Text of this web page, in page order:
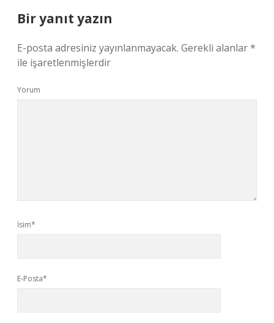
Bir yanıt yazın
E-posta adresiniz yayınlanmayacak. Gerekli alanlar*
ile işaretlenmişlerdir
Yorum
İsim*
E-Posta*